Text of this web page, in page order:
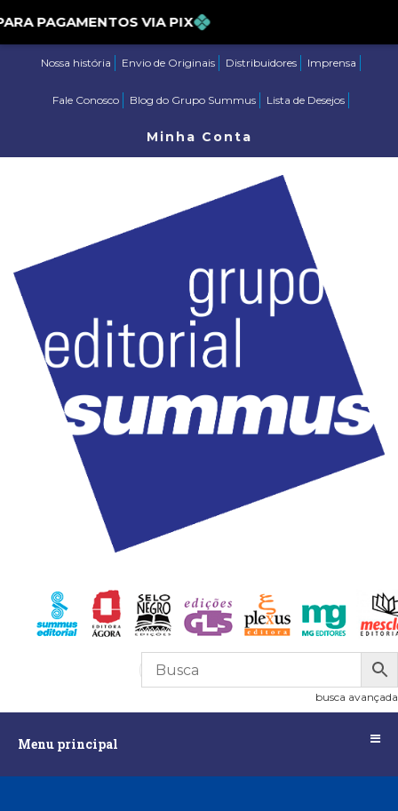
PARA PAGAMENTOS VIA PIX
Nossa história Envio de Originais Distribuidores Imprensa
Fale Conosco Blog do Grupo Summus Lista de Desejos
Minha Conta
R$0,00
busca avançada
Menu principal
principalAssuntos